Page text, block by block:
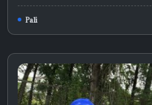
Pali